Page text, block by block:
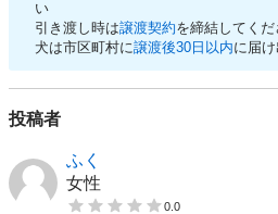
い
引き渡し時は譲渡契約を締結してくだ
犬は市区町村に譲渡後30日以内に届
投稿者
ふく
女性
0.0